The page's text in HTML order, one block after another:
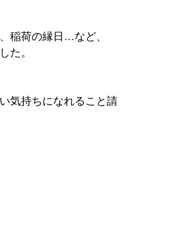
稲荷の縁日…など、
た。
気持ちになれること請